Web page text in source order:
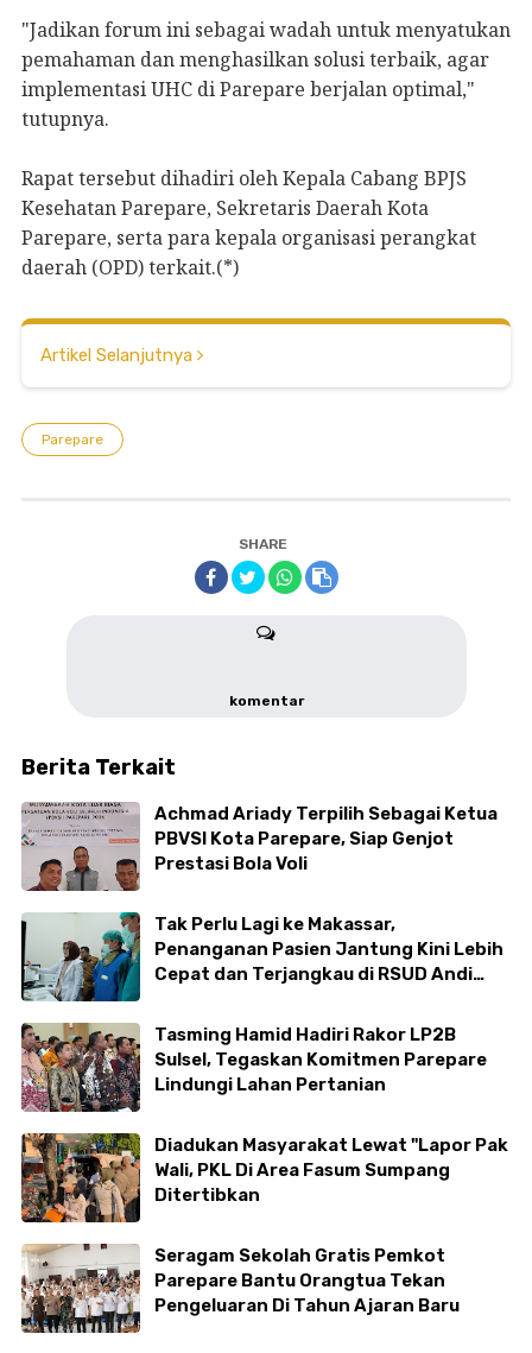
"Jadikan forum ini sebagai wadah untuk menyatukan
pemahaman dan menghasilkan solusi terbaik, agar
implementasi UHC di Parepare berjalan optimal,"
tutupnya.
Rapat tersebut dihadiri oleh Kepala Cabang BPJS
Kesehatan Parepare, Sekretaris Daerah Kota
Parepare, serta para kepala organisasi perangkat
daerah (OPD) terkait.(*)
Artikel Selanjutnya
Parepare
SHARE
komentar
Berita Terkait
Achmad Ariady Terpilih Sebagai Ketua
PBVSI Kota Parepare, Siap Genjot
Prestasi Bola Voli
Tak Perlu Lagi ke Makassar,
Penanganan Pasien Jantung Kini Lebih
Cepat dan Terjangkau di RSUD Andi
Tasming Hamid Hadiri Rakor LP2B
Sulsel, Tegaskan Komitmen Parepare
Lindungi Lahan Pertanian
Diadukan Masyarakat Lewat "Lapor Pak
Wali, PKL Di Area Fasum Sumpang
Ditertibkan
Seragam Sekolah Gratis Pemkot
Parepare Bantu Orangtua Tekan
Pengeluaran Di Tahun Ajaran Baru